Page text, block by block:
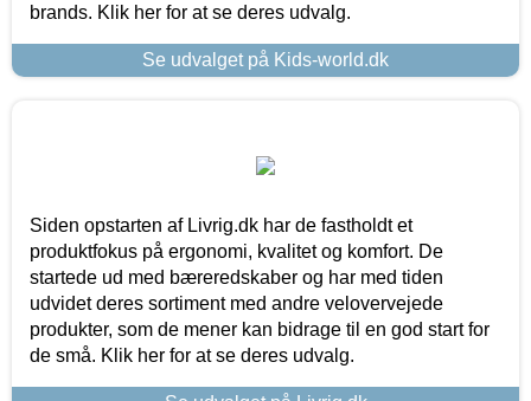
brands. Klik her for at se deres udvalg.
Se udvalget på Kids-world.dk
Siden opstarten af Livrig.dk har de fastholdt et
produktfokus på ergonomi, kvalitet og komfort. De
startede ud med bæreredskaber og har med tiden
udvidet deres sortiment med andre velovervejede
produkter, som de mener kan bidrage til en god start for
de små. Klik her for at se deres udvalg.